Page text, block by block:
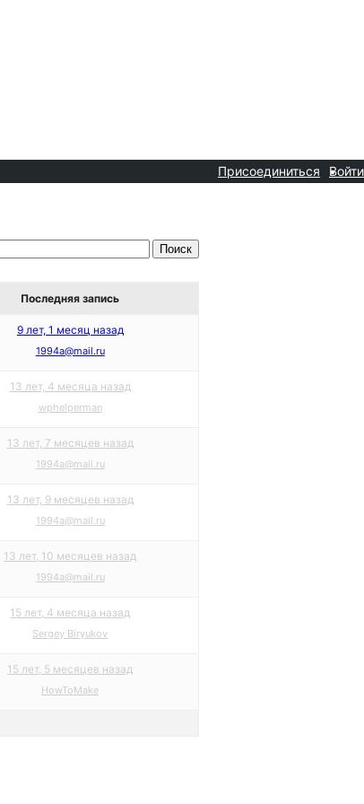
Присоединиться Войти
Последняя запись
9 лет, 1 месяц назад
1994a@mail.ru
13 лет, 4 месяца назад
wphelperman
13 лет, 7 месяцев назад
1994a@mail.ru
13 лет, 9 месяцев назад
1994a@mail.ru
13 лет, 10 месяцев назад
1994a@mail.ru
15 лет, 4 месяца назад
Sergey Biryukov
15 лет, 5 месяцев назад
HowToMake